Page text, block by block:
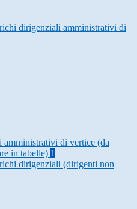
dirigenziali amministrativi di
amministrativi di vertice (da
in tabelle) 1
dirigenziali (dirigenti non